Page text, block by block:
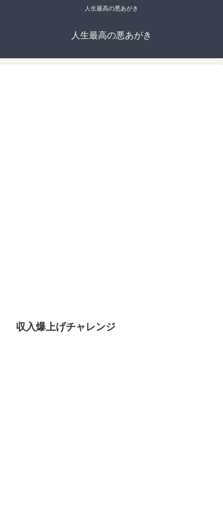
人生最高の悪あがき
人生最高の悪あがき
収入爆上げチャレンジ